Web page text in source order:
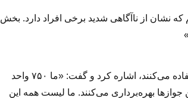
برگزارشده برای بنگاه‌داران، متأسفانه شاهد نمرات منفی ۴۰ بودیم که نشان از ناآگاهی شدید برخی افراد دارد. بخش
وی همچنین به موضوع نانوایی‌ها و افرادی که صرفاً به‌عنوان شریک، از جواز نانوا استفاده می‌کنند، اشاره کرد و گفت: «ما ۷۵۰ واحد
جوازها بهره‌برداری می‌کنند. ما لیست همه این